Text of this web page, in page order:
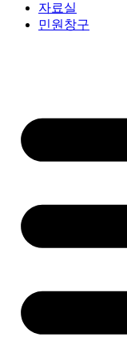
자료실
민원창구